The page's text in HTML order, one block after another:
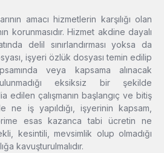
amacı hizmetlerin karşılığı olan
korunmasıdır. Hizmet akdine dayalı
delil sınırlandırması yoksa da
işyeri özlük dosyası temin edilip
veya kapsama alınacak
eksiksiz bir şekilde
edilen çalışmanın başlangıç ve bitiş
ne iş yapıldığı, işyerinin kapsam,
esas kazanca tabi ücretin ne
kesintili, mevsimlik olup olmadığı
kavuşturulmalıdır.